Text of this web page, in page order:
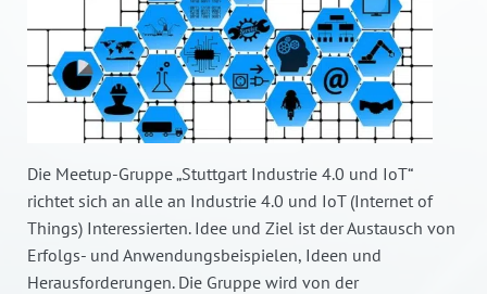
Die Meetup-Gruppe „Stuttgart Industrie 4.0 und IoT“
richtet sich an alle an Industrie 4.0 und IoT (Internet of
Things) Interessierten. Idee und Ziel ist der Austausch von
Erfolgs- und Anwendungsbeispielen, Ideen und
Herausforderungen. Die Gruppe wird von der